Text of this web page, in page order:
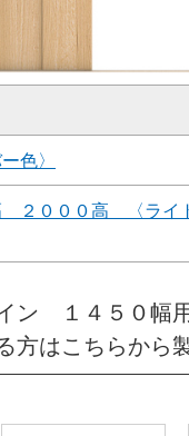
色〉
２０００高 〈ライ
ン １４５０
はこちらから